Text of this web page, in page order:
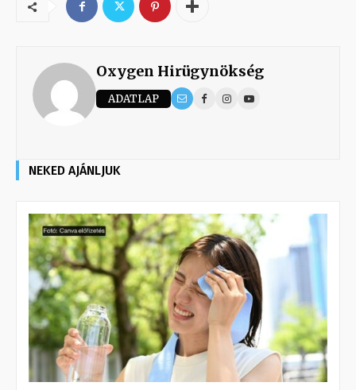
Oxygen Hirügynökség
ADATLAP
NEKED AJÁNLJUK